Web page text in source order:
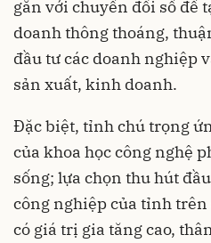
gắn với chuyển đổi số để
doanh thông thoáng,
đầu tư các doanh nghiệp
sản xuất, kinh doanh.
Đặc biệt, tỉnh chú trọng
của khoa học công nghệ
sống; lựa chọn thu hút
công nghiệp của tỉnh trên
có giá trị gia tăng cao,